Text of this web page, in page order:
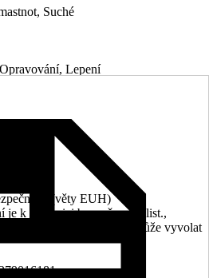
Suché
Lepení
(věty EUH)
je k dispozici bezpečnostní list.,
2H-isothiazol-3-on. Může vyvolat